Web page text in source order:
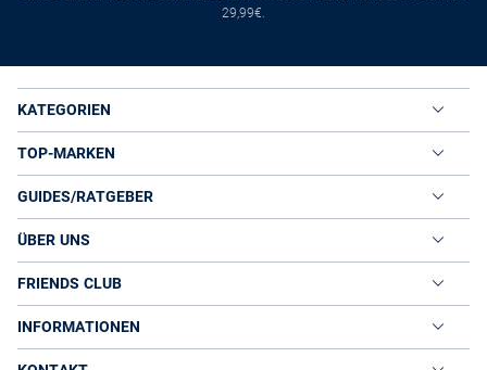
29,99€.
KATEGORIEN
TOP-MARKEN
GUIDES/RATGEBER
ÜBER UNS
FRIENDS CLUB
INFORMATIONEN